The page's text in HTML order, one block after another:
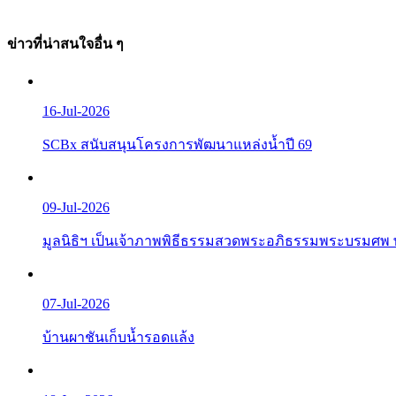
ข่าวที่น่าสนใจอื่น ๆ
16-Jul-2026
SCBx สนับสนุนโครงการพัฒนาแหล่งน้ำปี 69
09-Jul-2026
มูลนิธิฯ เป็นเจ้าภาพพิธีธรรมสวดพระอภิธรรมพระบรมศพ
07-Jul-2026
บ้านผาชันเก็บน้ำรอดแล้ง